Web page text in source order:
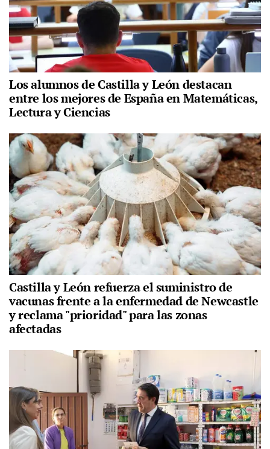
Los alumnos de Castilla y León destacan
entre los mejores de España en Matemáticas,
Lectura y Ciencias
Castilla y León refuerza el suministro de
vacunas frente a la enfermedad de Newcastle
y reclama "prioridad" para las zonas
afectadas